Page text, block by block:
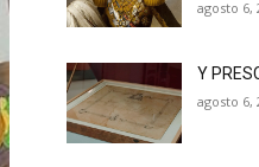
agosto 6,
Y
agosto 6,